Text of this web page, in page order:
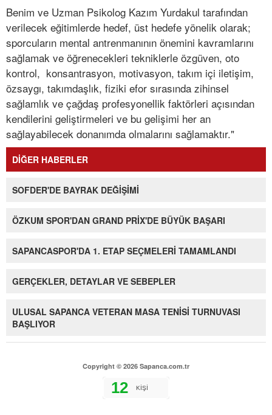
Benim ve Uzman Psikolog Kazım Yurdakul tarafından
verilecek eğitimlerde hedef, üst hedefe yönelik olarak;
sporcuların mental antrenmanının önemini kavramlarını
sağlamak ve öğrenecekleri tekniklerle özgüven, oto
kontrol, konsantrasyon, motivasyon, takım içi iletişim,
özsaygı, takımdaşlık, fiziki efor sırasında zihinsel
sağlamlık ve çağdaş profesyonellik faktörleri açısından
kendilerini geliştirmeleri ve bu gelişimi her an
sağlayabilecek donanımda olmalarını sağlamaktır."
DİĞER HABERLER
SOFDER'DE BAYRAK DEĞİŞİMİ
ÖZKUM SPOR'DAN GRAND PRİX'DE BÜYÜK BAŞARI
SAPANCASPOR'DA 1. ETAP SEÇMELERİ TAMAMLANDI
GERÇEKLER, DETAYLAR VE SEBEPLER
ULUSAL SAPANCA VETERAN MASA TENİSİ TURNUVASI
BAŞLIYOR
Copyright © 2026 Sapanca.com.tr